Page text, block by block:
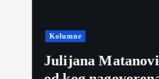
Kolumne
Julijana